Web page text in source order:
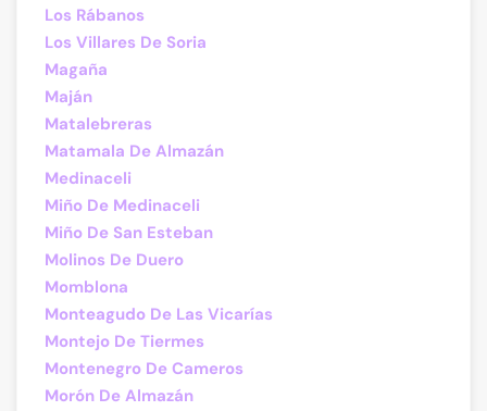
Los Rábanos
Los Villares De Soria
Magaña
Maján
Matalebreras
Matamala De Almazán
Medinaceli
Miño De Medinaceli
Miño De San Esteban
Molinos De Duero
Momblona
Monteagudo De Las Vicarías
Montejo De Tiermes
Montenegro De Cameros
Morón De Almazán